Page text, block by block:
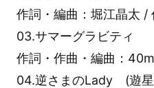
作詞・編曲：堀江晶太 /
03.サマーグラビティ
作詞・作曲・編曲：
04.逆さまのLady (遊星